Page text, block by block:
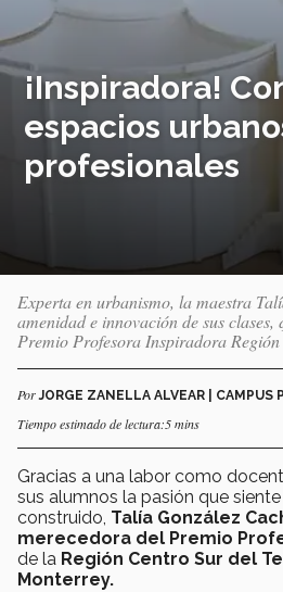
¡Inspiradora!
espacios
profesionales
Experta en urbanismo, la maestra
amenidad e innovación de sus
Premio Profesora Inspiradora
PorJORGE ZANELLA ALVEAR | CAMPUS
Tiempo estimado de lectura:5 mins
Gracias a una labor como
sus alumnos la pasión que
construido, Talía González
merecedora del Premio
de la Región Centro Sur del
Monterrey.